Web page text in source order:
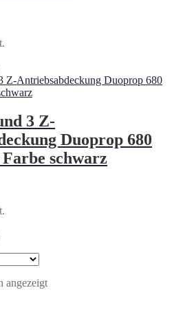
3 Z-
Duoprop 680
schwarz
angezeigt